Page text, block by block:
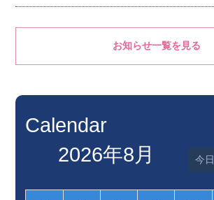
お知らせ一覧を見る
Calendar
2026年8月 今日